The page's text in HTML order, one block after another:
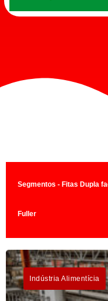
Segmentos - Fitas Dupla
Fuller
Indústria Alimentícia